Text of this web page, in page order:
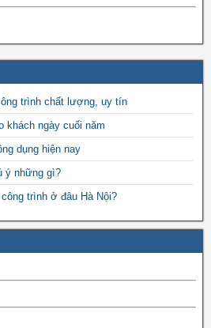
trình chất lượng, uy tín
khách ngày cuối năm
dụng hiện nay
ý những gì?
trình ở đâu Hà Nội?